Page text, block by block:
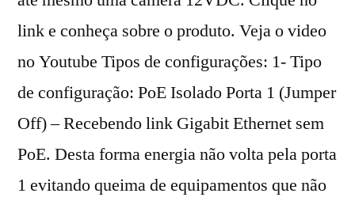
link e conheça sobre o produto. Veja o video
no Youtube Tipos de configurações: 1- Tipo
de configuração: PoE Isolado Porta 1 (Jumper
Off) – Recebendo link Gigabit Ethernet sem
PoE. Desta forma energia não volta pela porta
1 evitando queima de equipamentos que não